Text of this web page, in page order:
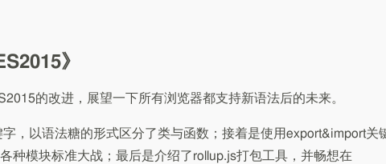
》
的改进，展望一下所有浏览器都支持新语法后的未来。
，以语法糖的形式区分了类与函数；接着是使用export&import关
种模块标准大战；最后是介绍了rollup.js打包工具，并畅想在